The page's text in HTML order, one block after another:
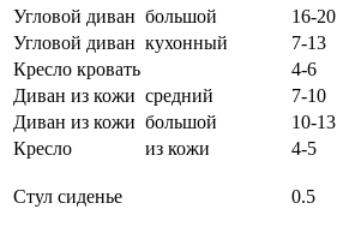
Угловой диван большой 16-20
Угловой диван кухонный 7-13
Кресло кровать
4-6
Диван из кожи средний 7-10
Диван из кожи большой 10-13
Кресло
из кожи 4-5
Стул сиденье 0.5